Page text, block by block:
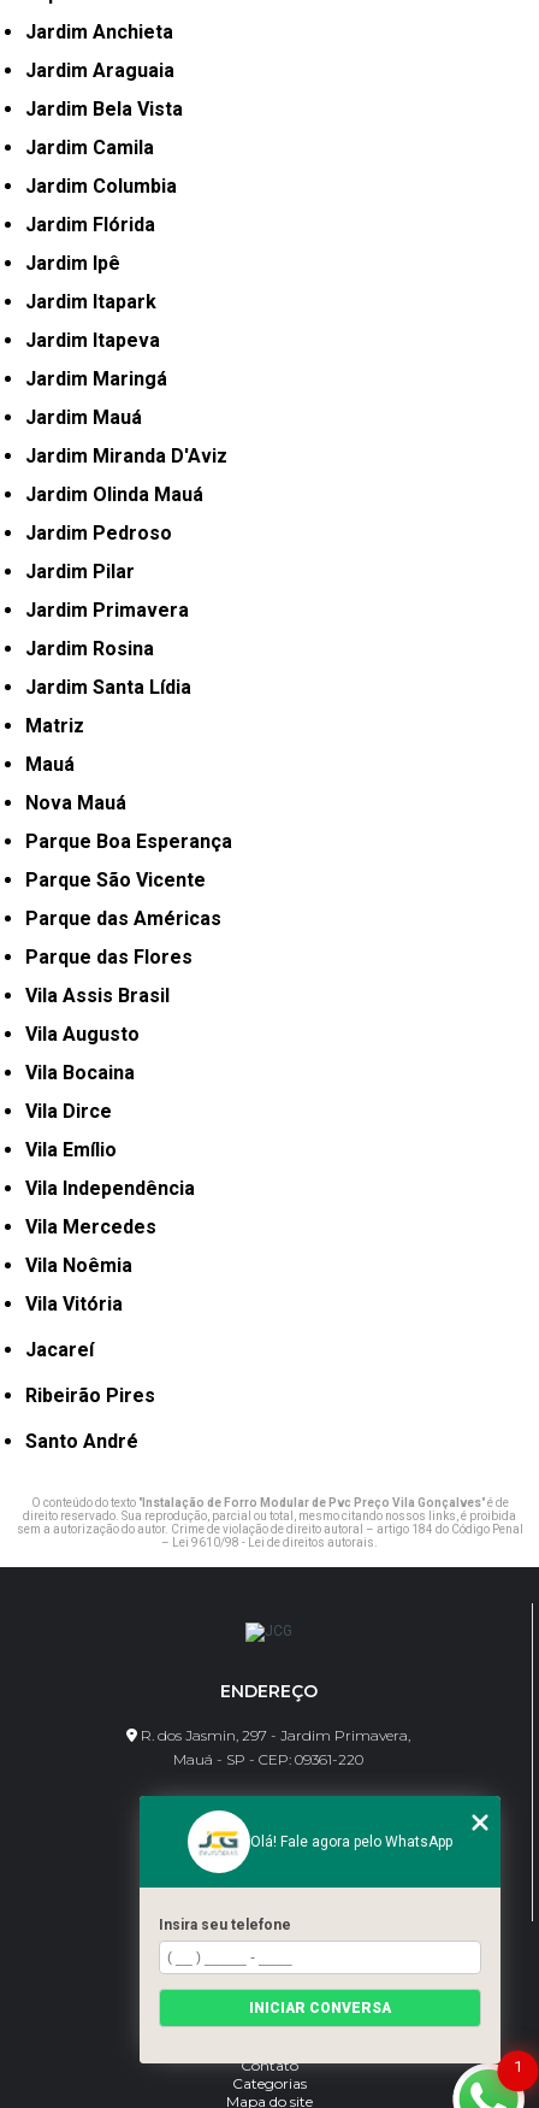
Jardim Anchieta
Jardim Araguaia
Jardim Bela Vista
Jardim Camila
Jardim Columbia
Jardim Flórida
Jardim Ipê
Jardim Itapark
Jardim Itapeva
Jardim Maringá
Jardim Mauá
Jardim Miranda D'Aviz
Jardim Olinda Mauá
Jardim Pedroso
Jardim Pilar
Jardim Primavera
Jardim Rosina
Jardim Santa Lídia
Matriz
Mauá
Nova Mauá
Parque Boa Esperança
Parque São Vicente
Parque das Américas
Parque das Flores
Vila Assis Brasil
Vila Augusto
Vila Bocaina
Vila Dirce
Vila Emílio
Vila Independência
Vila Mercedes
Vila Noêmia
Vila Vitória
Jacareí
Ribeirão Pires
Santo André
O conteúdo do texto "Instalação de Forro Modular de Pvc Preço Vila Gonçalves" é de
direito reservado. Sua reprodução, parcial ou total, mesmo citando nossos links, é proibida
sem a autorização do autor. Crime de violação de direito autoral – artigo 184 do Código Penal
–
Lei 9610/98 - Lei de direitos autorais
ENDEREÇO
R. dos Jasmin, 297 - Jardim Primavera,
Mauá - SP - CEP: 09361-220
CONTATO
(11) 95462-8630
bene@jcgdivisorias.com
Home
Sobre Nós
Serviços
Contato
Categorias
Mapa do site
1
Olá! Fale agora pelo WhatsApp
Insira seu telefone
INICIAR CONVERSA